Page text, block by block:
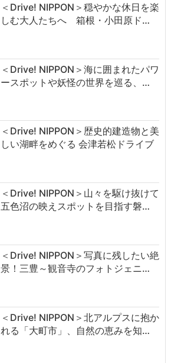
＜Drive! NIPPON＞穏やかな休日を楽
しむ大人たちへ 箱根・小田原ド…
＜Drive! NIPPON＞海に囲まれたパワ
ースポットや妖怪の世界を巡る、…
＜Drive! NIPPON＞歴史的建造物と美
しい湖畔をめぐる 会津若松ドライブ
＜Drive! NIPPON＞山々を駆け抜けて
五色沼の映えスポットを目指す磐…
＜Drive! NIPPON＞写真に残したい絶
景！三豊～観音寺のフォトジェニ…
＜Drive! NIPPON＞北アルプスに抱か
れる「大町市」、自然の恵みを知…